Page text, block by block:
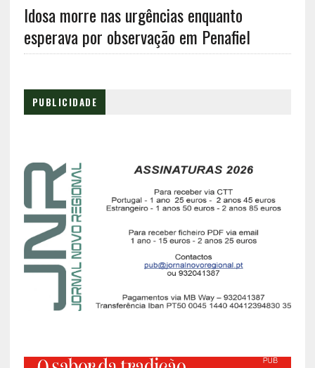
Idosa morre nas urgências enquanto
esperava por observação em Penafiel
PUBLICIDADE